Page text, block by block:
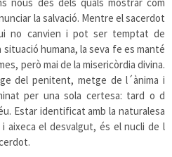
la salvació. Mentre el sacerdot
no canvien i pot ser temptat de
humana, la seva fe es manté
però mai de la misericòrdia divina.
del penitent, metge de l´ànima i
per una sola certesa: tard o d
Estar identificat amb la naturalesa
aixeca el desvalgut, és el nucli de l